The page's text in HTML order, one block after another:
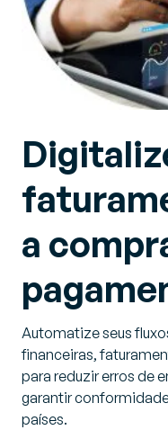
a
Automatize seus
financeiras,
para reduzir erros de
garantir
países.